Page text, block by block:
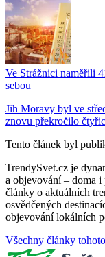
Ve Strážnici naměřili
sebou
Jih Moravy byl ve
znovu překročilo
Tento článek byl
TrendySvet.cz je
a objevování – doma i
články o aktuálních
osvědčených
objevování lokálních
Všechny články